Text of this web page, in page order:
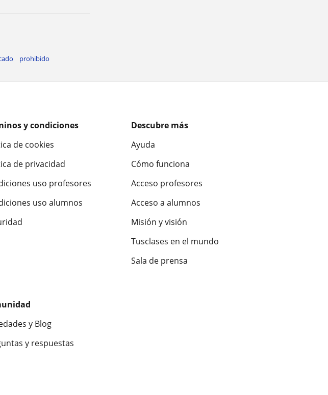
prohibido
y condiciones
de cookies
de privacidad
uso profesores
uso alumnos
Descubre más
Ayuda
Cómo funciona
Acceso profesores
Acceso a alumnos
Misión y visión
Tusclases en el mundo
Sala de prensa
y Blog
y respuestas